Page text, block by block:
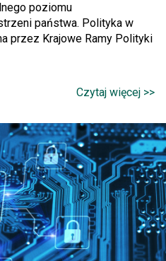
poziomu
państwa. Polityka w
przez Krajowe Ramy Polityki
Czytaj więcej >>